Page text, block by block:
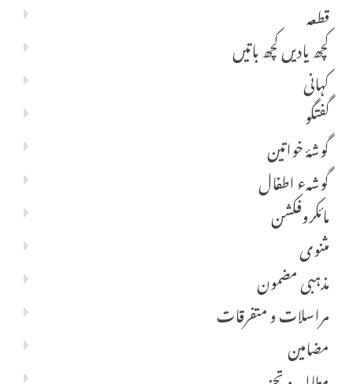
قطعہ
کچھ یادیں کچھ باتیں
کہانی
گفتگو
گوشۂ خواتین
گوشہء اطفال
مائکروفکشن
مثنوی
مذہبی مضمون
مراسلات و متفرقات
مضامین